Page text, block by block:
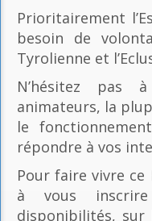
Prioritairement
besoin de
Tyrolienne et
N’hésitez pas
animateurs, la
le
répondre à vos
Pour faire vivre ce
à vous
disponibilités, sur